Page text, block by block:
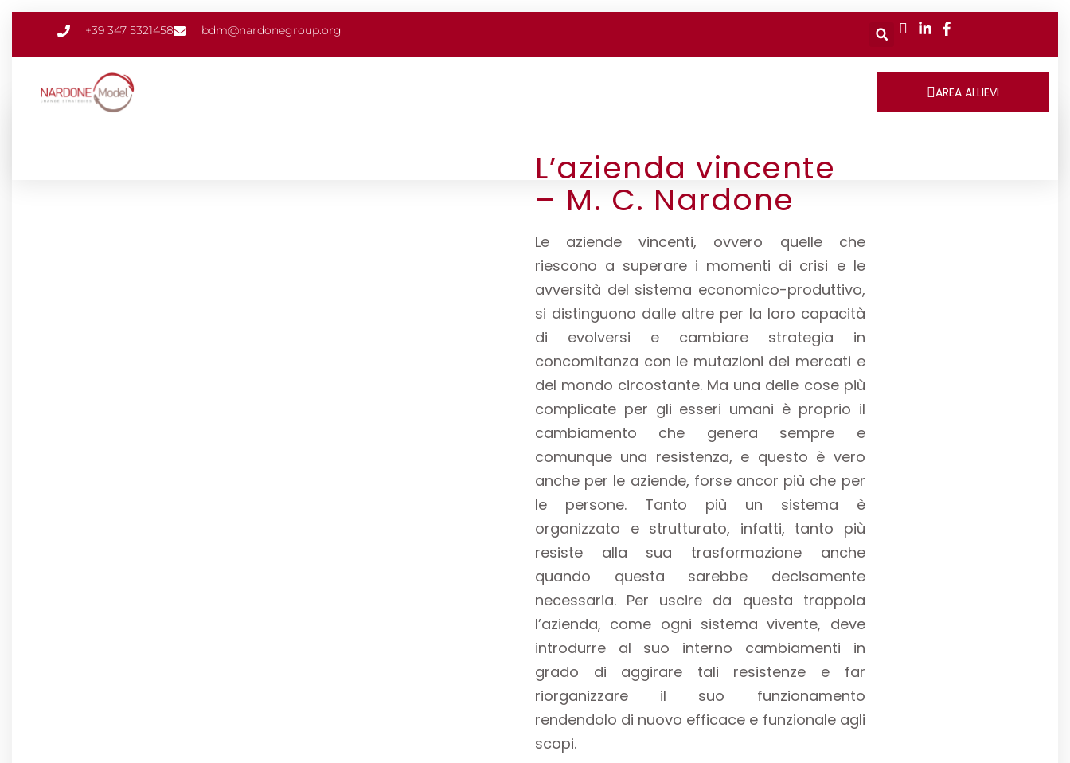
+39 347 5321458 bdm@nardonegroup.org
AREA ALLIEVI
L’azienda vincente
– M. C. Nardone
Le aziende vincenti, ovvero quelle che
riescono a superare i momenti di crisi e le
avversità del sistema economico-produttivo,
si distinguono dalle altre per la loro capacità
di evolversi e cambiare strategia in
concomitanza con le mutazioni dei mercati e
del mondo circostante. Ma una delle cose più
complicate per gli esseri umani è proprio il
cambiamento che genera sempre e
comunque una resistenza, e questo è vero
anche per le aziende, forse ancor più che per
le persone. Tanto più un sistema è
organizzato e strutturato, infatti, tanto più
resiste alla sua trasformazione anche
quando questa sarebbe decisamente
necessaria. Per uscire da questa trappola
l’azienda, come ogni sistema vivente, deve
introdurre al suo interno cambiamenti in
grado di aggirare tali resistenze e far
riorganizzare il suo funzionamento
rendendolo di nuovo efficace e funzionale agli
scopi.